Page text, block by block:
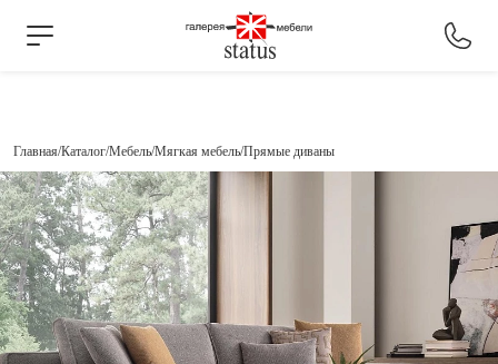
Главная Каталог Мебель Мягкая мебель Прямые диваны